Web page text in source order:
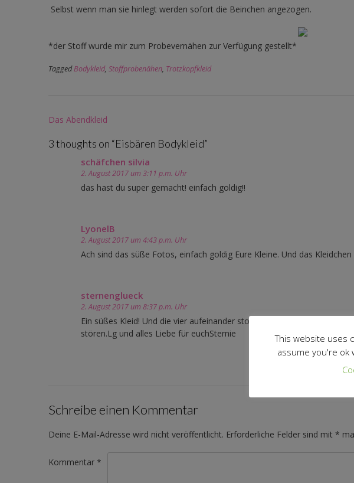
Selbst wenn man sie hinlegt werden sofort die Beinchen angezogen.
*der Stoff wurde mir zum Probevernähen zur Verfügung gestellt*
TaggedBodykleid, Stoffprobenähen, Trotzkopfkleid
Post
Das Abendkleid
3 thoughts on “Eisbären Bodykleid”
schäfchen silvia
2. August 2017 um 3:11 p.m. Uhr
das hast du super gemacht! einfach goldig!!
LyonelB
2. August 2017 um 4:43 p.m. Uhr
Ach sind das süße Fotos, einfach goldig Eure Kleine. Und das
sternenglueck
2. August 2017 um 8:37 p.m. Uhr
Ein süßes Kleid! Und die vier aufeinander stoßenden Stofflagen sieht
stören.Lg und alles Liebe für euchSternie
Schreibe einen Kommentar
Deine E-Mail-Adresse wird nicht veröffentlicht. Erforderliche Felder sind mit *
Kommentar *
This website uses
assume you're ok